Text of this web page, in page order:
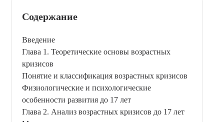
Содержание
Введение
Глава 1. Теоретические основы возрастных
кризисов
Понятие и классификация возрастных кризисов
Физиологические и психологические
особенности развития до 17 лет
Глава 2. Анализ возрастных кризисов до 17 лет